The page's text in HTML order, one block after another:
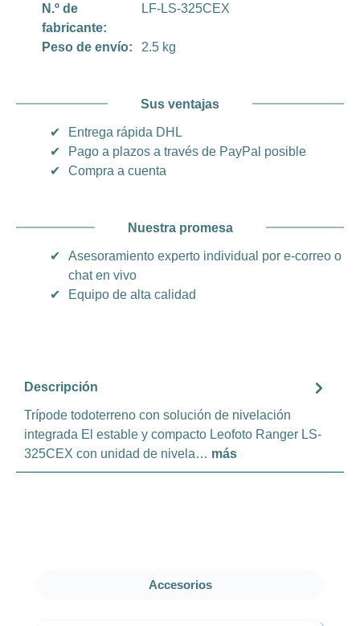
N.º de
fabricante:
LF-LS-325CEX
Peso de envío: 2.5 kg
Sus ventajas
✔
Entrega rápida DHL
✔
Pago a plazos a través de PayPal posible
✔
Compra a cuenta
Nuestra promesa
✔
Asesoramiento experto individual por e-correo o
chat en vivo
✔
Equipo de alta calidad
Descripción
Trípode todoterreno con solución de nivelación
integrada El estable y compacto Leofoto Ranger LS-
325CEX con unidad de nivela… más
Omitir la galería de productos
Accesorios